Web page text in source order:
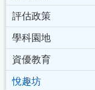
評估政策
學科園地
資優教育
悅趣坊